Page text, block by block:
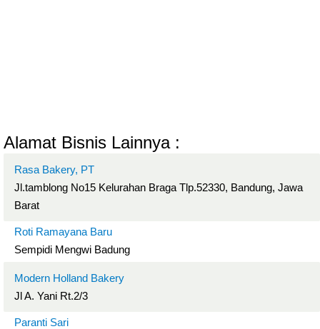
Alamat Bisnis Lainnya :
Rasa Bakery, PT
Jl.tamblong No15 Kelurahan Braga Tlp.52330, Bandung, Jawa
Barat
Roti Ramayana Baru
Sempidi Mengwi Badung
Modern Holland Bakery
Jl A. Yani Rt.2/3
Paranti Sari